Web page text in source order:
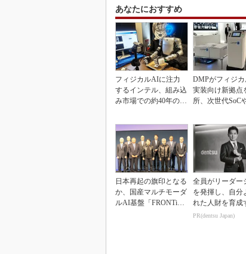
あなたにおすすめ
フィジカルAIに注力
するインテル、組み込
み市場での約40年の実
DMPがフィジ
実装向け新拠点
所、次世代SoC
日本再起の旗印となる
か、国産マルチモーダ
ルAI基盤「FRONTi
全員がリーダー
を発揮し、自分
れた人財を育成
PR(dentsu Japan)